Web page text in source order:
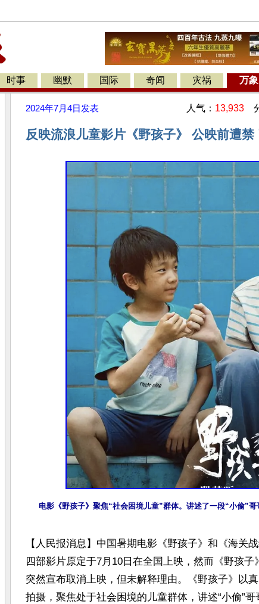
时事 幽默 国际 奇闻 灾祸 万象
2024年7月4日 发表 人气： 13,933
反映流浪儿童影片《野孩子》 公映前遭禁
电影《野孩子》聚焦“社会困境儿童”群体。讲述了⼀段“⼩偷”
【人民报消息】中国暑期电影《野孩子》和《海关
四部影片原定于7月10日在全国上映，然而《野孩子
突然宣布取消上映，但未解释理由。《野孩子》以
拍摄，聚焦处于社会困境的儿童群体，讲述“⼩偷”哥